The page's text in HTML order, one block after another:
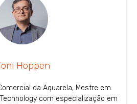
Hoppen
da Aquarela, Mestre em
com especialização em